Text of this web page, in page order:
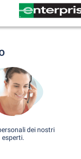
dei nostri
esperti.